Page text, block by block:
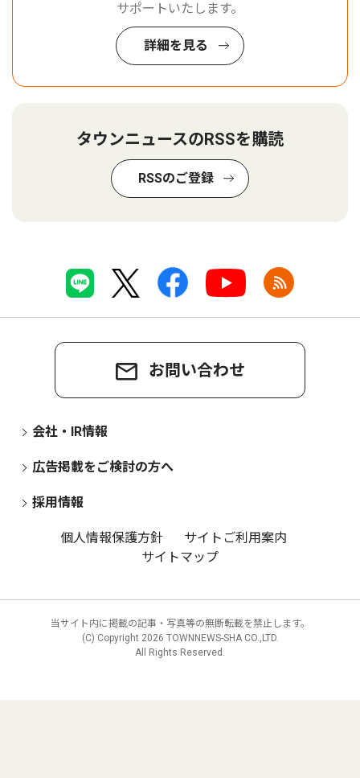
サポートいたします。
詳細を見る
タウンニュースのRSSを購読
RSSのご登録
お問い合わせ
会社・IR情報
広告掲載をご検討の方へ
採用情報
個人情報保護方針
サイトご利用案内
サイトマップ
当サイト内に掲載の記事・写真等の無断転載を禁止します。
(C) Copyright 2026 TOWNNEWS-SHA CO.,LTD.
All Rights Reserved.